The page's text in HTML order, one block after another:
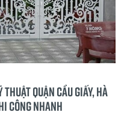
Quận Cầu Giấy, Hà
công nhanh